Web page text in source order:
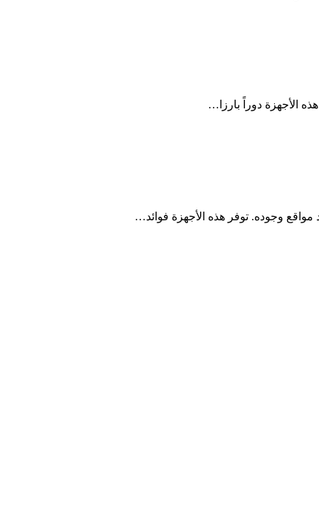
الأجهزة دوراً بارزا…
وجوده. توفر هذه الأجهزة فوائد…